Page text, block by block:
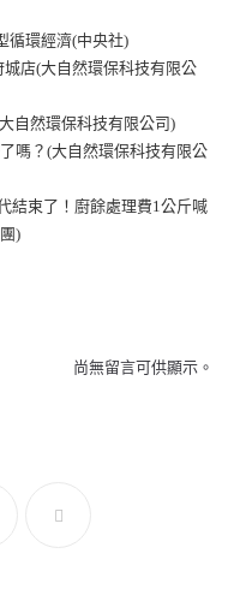
循環經濟(中央社)
店(大自然環保科技有限公
自然環保科技有限公司)
嗎？(大自然環保科技有限公
結束了！廚餘處理費1公斤喊
)
尚無留言可供顯示。